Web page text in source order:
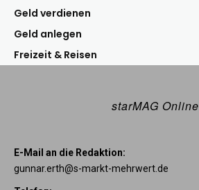
Geld verdienen
Geld anlegen
Freizeit & Reisen
starMAG Online
E-Mail an die Redaktion:
gunnar.erth@s-markt-mehrwert.de